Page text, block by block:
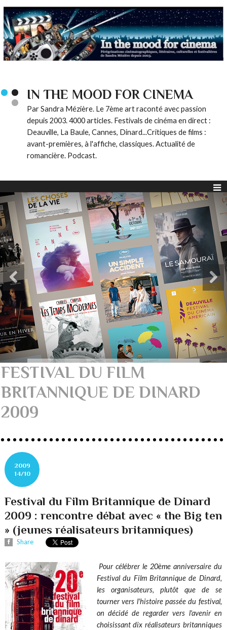
IN THE MOOD FOR CINEMA
Par Sandra Mézière. Le 7ème art raconté avec passion
depuis 2003. 4000 articles. Festivals de cinéma en direct :
Deauville, La Baule, Cannes, Dinard...Critiques de films :
avant-premières, à l'affiche, classiques. Actualité de
romancière. Podcast.
FESTIVAL DU FILM
BRITANNIQUE DE DINARD
2009
2009
14/10
Festival du Film Britannique de Dinard
2009 : rencontre débat avec « the Big ten
» (jeunes réalisateurs britanniques)
Share
Pour célébrer le 20ème anniversaire du
Festival du Film Britannique de Dinard,
les organisateurs, plutôt que de se
tourner vers l'histoire passée du festival,
on décidé de regarder vers l'avenir en
choisissant dix réalisateurs britanniques